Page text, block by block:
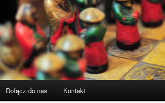
Dołącz do nas Kontakt